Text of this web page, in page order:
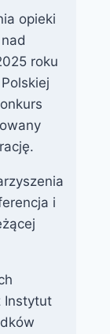
opieki
roku
i
Instytut